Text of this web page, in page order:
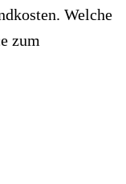
Welche
zum